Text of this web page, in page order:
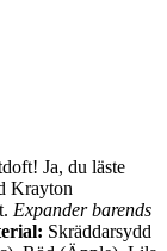
Ja, du läste
Krayton
Expander barends
Skräddarsydd